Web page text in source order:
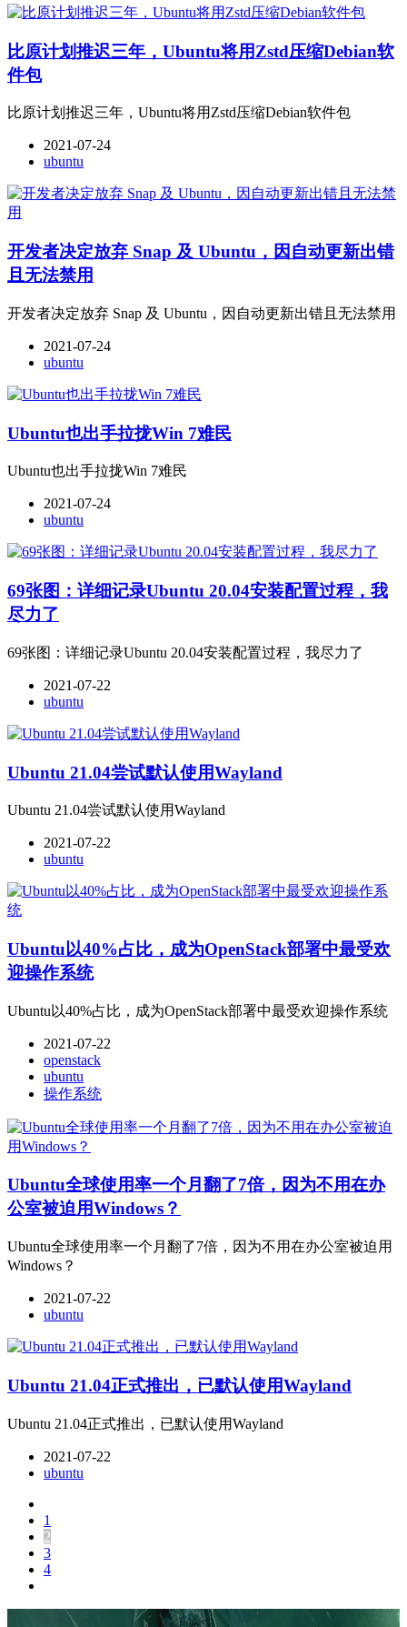
比原计划推迟三年，Ubuntu将用Zstd压缩Debian软
件包
比原计划推迟三年，Ubuntu将用Zstd压缩Debian软件包
2021-07-24
ubuntu
开发者决定放弃 Snap 及 Ubuntu，因自动更新出错
且无法禁用
开发者决定放弃 Snap 及 Ubuntu，因自动更新出错且无法禁用
2021-07-24
ubuntu
Ubuntu也出手拉拢Win 7难民
Ubuntu也出手拉拢Win 7难民
2021-07-24
ubuntu
69张图：详细记录Ubuntu 20.04安装配置过程，我
尽力了
69张图：详细记录Ubuntu 20.04安装配置过程，我尽力了
2021-07-22
ubuntu
Ubuntu 21.04尝试默认使用Wayland
Ubuntu 21.04尝试默认使用Wayland
2021-07-22
ubuntu
Ubuntu以40%占比，成为OpenStack部署中最受欢
迎操作系统
Ubuntu以40%占比，成为OpenStack部署中最受欢迎操作系统
2021-07-22
openstack
ubuntu
操作系统
Ubuntu全球使用率一个月翻了7倍，因为不用在办
公室被迫用Windows？
Ubuntu全球使用率一个月翻了7倍，因为不用在办公室被迫用
Windows？
2021-07-22
ubuntu
Ubuntu 21.04正式推出，已默认使用Wayland
Ubuntu 21.04正式推出，已默认使用Wayland
2021-07-22
ubuntu
1
2
3
4